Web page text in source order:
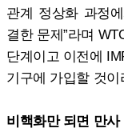
관계 정상화 과정
결한 문제”라며
단계이고 이전에
기구에 가입할 것
비핵화만 되면 만사